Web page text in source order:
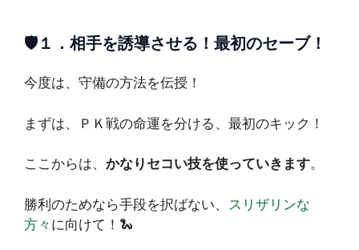
🛡️１． 相手を誘導させる！最初のセーブ！
今度は、守備の方法を伝授！
まずは、ＰＫ戦の命運を分ける、最初のキック！
ここからは、 かなりセコい技を使っていきます。
勝利のためなら手段を択ばない、 スリザリンな
方々 に向けて！🐍